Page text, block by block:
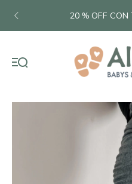
20 % OFF CON